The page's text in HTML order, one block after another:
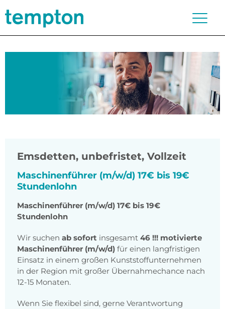
Emsdetten, unbefristet, Vollzeit
Maschinenführer (m/w/d) 17€ bis 19€
Stundenlohn
Maschinenführer (m/w/d) 17€ bis 19€
Stundenlohn
Wir suchen ab sofort insgesamt 46 !!! motivierte
Maschinenführer (m/w/d) für einen langfristigen
Einsatz in einem großen Kunststoffunternehmen
in der Region mit großer Übernahmechance nach
12-15 Monaten.
Wenn Sie flexibel sind, gerne Verantwortung